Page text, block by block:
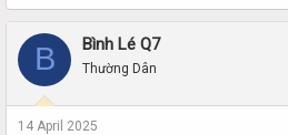
B Bình Lé Q7
Thường Dân
14 April 2025